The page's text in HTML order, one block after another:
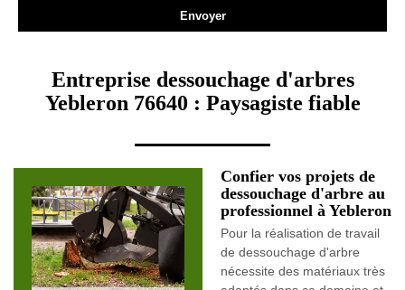
Entreprise dessouchage d'arbres
Yebleron 76640 : Paysagiste fiable
Confier vos projets de
dessouchage d'arbre au
professionnel à Yebleron
Pour la réalisation de travail
de dessouchage d'arbre
nécessite des matériaux très